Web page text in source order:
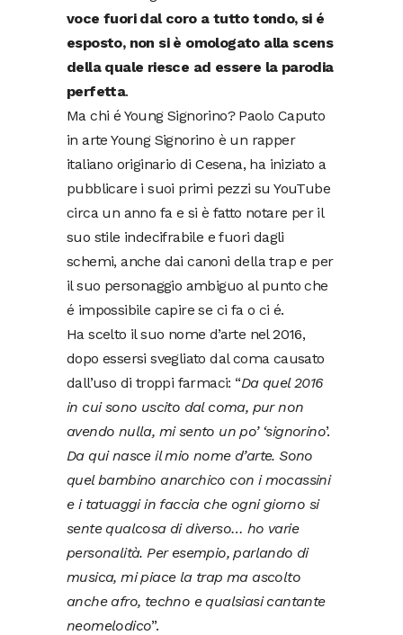
voce fuori dal coro a tutto tondo, si é
esposto, non si è omologato alla scens
della quale riesce ad essere la parodia
perfetta.
Ma chi é Young Signorino? Paolo Caputo
in arte Young Signorino è un rapper
italiano originario di Cesena, ha iniziato a
pubblicare i suoi primi pezzi su YouTube
circa un anno fa e si è fatto notare per il
suo stile indecifrabile e fuori dagli
schemi, anche dai canoni della trap e per
il suo personaggio ambiguo al punto che
é impossibile capire se ci fa o ci é.
Ha scelto il suo nome d’arte nel 2016,
dopo essersi svegliato dal coma causato
dall’uso di troppi farmaci: “Da quel 2016
in cui sono uscito dal coma, pur non
avendo nulla, mi sento un po’ ‘signorino’.
Da qui nasce il mio nome d’arte. Sono
quel bambino anarchico con i mocassini
e i tatuaggi in faccia che ogni giorno si
sente qualcosa di diverso… ho varie
personalità. Per esempio, parlando di
musica, mi piace la trap ma ascolto
anche afro, techno e qualsiasi cantante
neomelodico”.